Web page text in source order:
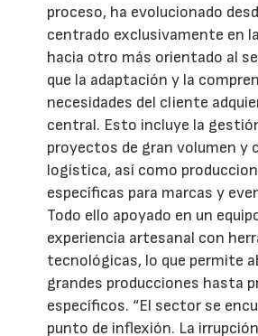
proceso, ha evolucionado
centrado exclusivamente en
hacia otro más orientado al
que la adaptación y la
necesidades del cliente
central. Esto incluye la
proyectos de gran volumen y
logística, así como
específicas para marcas y
Todo ello apoyado en un
experiencia artesanal con
tecnológicas, lo que permite
grandes producciones hasta
específicos. “El sector se
punto de inflexión. La